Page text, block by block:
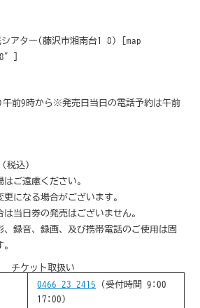
シアター(藤沢市湘南台1-8) [map
8″]
前9時から ※発売日当日の電話予約は午前
(税込)
ご遠慮ください。
になる場合がございます。
当日券の発売はございません。
録音、録画、及び携帯電話のご使用は固
チケット取扱い
0466-23-2415 (受付時間 9:00-
17:00)